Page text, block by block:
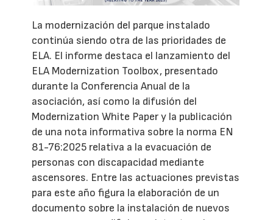
La modernización del parque instalado
continúa siendo otra de las prioridades de
ELA. El informe destaca el lanzamiento del
ELA Modernization Toolbox, presentado
durante la Conferencia Anual de la
asociación, así como la difusión del
Modernization White Paper y la publicación
de una nota informativa sobre la norma EN
81-76:2025 relativa a la evacuación de
personas con discapacidad mediante
ascensores. Entre las actuaciones previstas
para este año figura la elaboración de un
documento sobre la instalación de nuevos